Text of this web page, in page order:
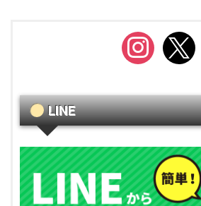
instagram
x
LINE